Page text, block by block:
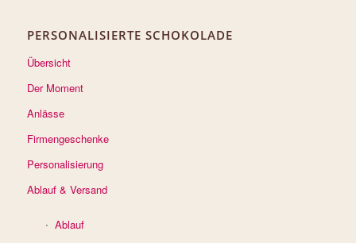
PERSONALISIERTE SCHOKOLADE
Übersicht
Der Moment
Anlässe
Firmengeschenke
Personalisierung
Ablauf & Versand
Ablauf